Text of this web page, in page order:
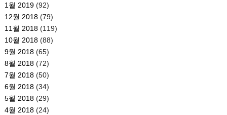
1월 2019(92)
12월 2018(79)
11월 2018(119)
10월 2018(88)
9월 2018(65)
8월 2018(72)
7월 2018(50)
6월 2018(34)
5월 2018(29)
4월 2018(24)